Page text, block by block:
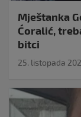
Mještanka
Ćoralić,
bitci
25. listopada